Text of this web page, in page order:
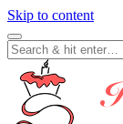
Skip to content